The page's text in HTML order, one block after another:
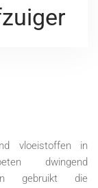
vloeistoffen in
dwingend
gebruikt die